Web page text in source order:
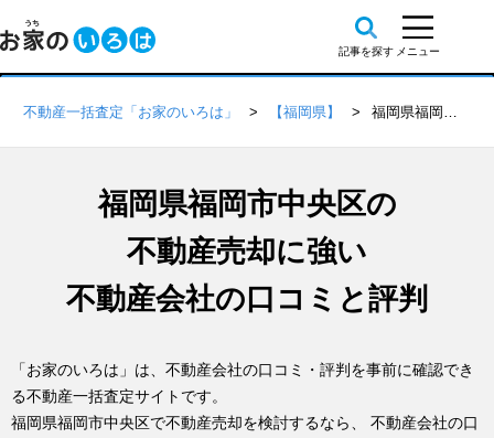
不動産一括査定「お家のいろは」 【福岡県】 福岡県福岡市中央区の不動産会社 口コミ・評判一覧
福岡県福岡市中央区の
不動産売却に強い
不動産会社の口コミと評判
「お家のいろは」は、不動産会社の口コミ・評判を事前に確認でき
る不動産一括査定サイトです。
福岡県福岡市中央区で不動産売却を検討するなら、 不動産会社の口